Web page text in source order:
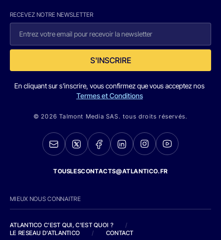
RECEVEZ NOTRE NEWSLETTER
S'INSCRIRE
En cliquant sur s'inscrire, vous confirmez que vous acceptez nos
Termes et Conditions
© 2026 Talmont Media SAS. tous droits réservés.
TOUSLESCONTACTS@ATLANTICO.FR
MIEUX NOUS CONNAITRE
ATLANTICO C'EST QUI, C'EST QUOI ?
/
LE RESEAU D'ATLANTICO
/ CONTACT